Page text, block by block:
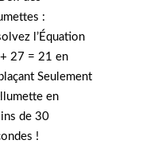
:
l’Équation
27 = 21 en
Seulement
en
de 30
!